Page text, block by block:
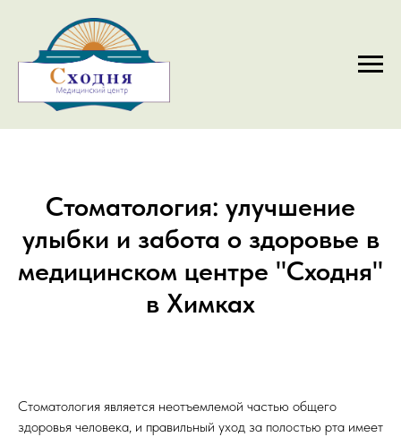
Стоматология: улучшение
улыбки и забота о здоровье в
медицинском центре "Сходня"
в Химках
Стоматология является неотъемлемой частью общего
здоровья человека, и правильный уход за полостью рта имеет